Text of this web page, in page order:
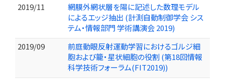
2019/11
網膜外網状層を陽に記述した数理モデル
によるエッジ抽出 (計測自動制御学会 シス
テム・情報部門 学術講演会 2019)
2019/09
前庭動眼反射運動学習におけるゴルジ細
胞および籠・星状細胞の役割 (第18回情報
科学技術フォーラム(FIT2019))